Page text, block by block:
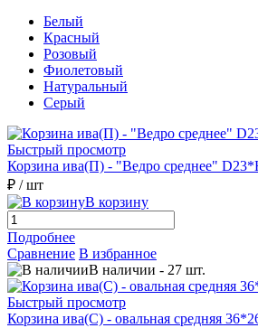
Белый
Красный
Розовый
Фиолетовый
Натуральный
Серый
Быстрый просмотр
Корзина ива(П) - "Ведро среднее"
₽ / шт
В корзину
Подробнее
Сравнение В избранное
В наличии - 27 шт.
Быстрый просмотр
Корзина ива(С) - овальная средняя